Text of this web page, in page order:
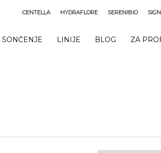
CENTELLA HYDRAFLORE SERENIBIO
SONČENJE LINIJE BLOG ZA